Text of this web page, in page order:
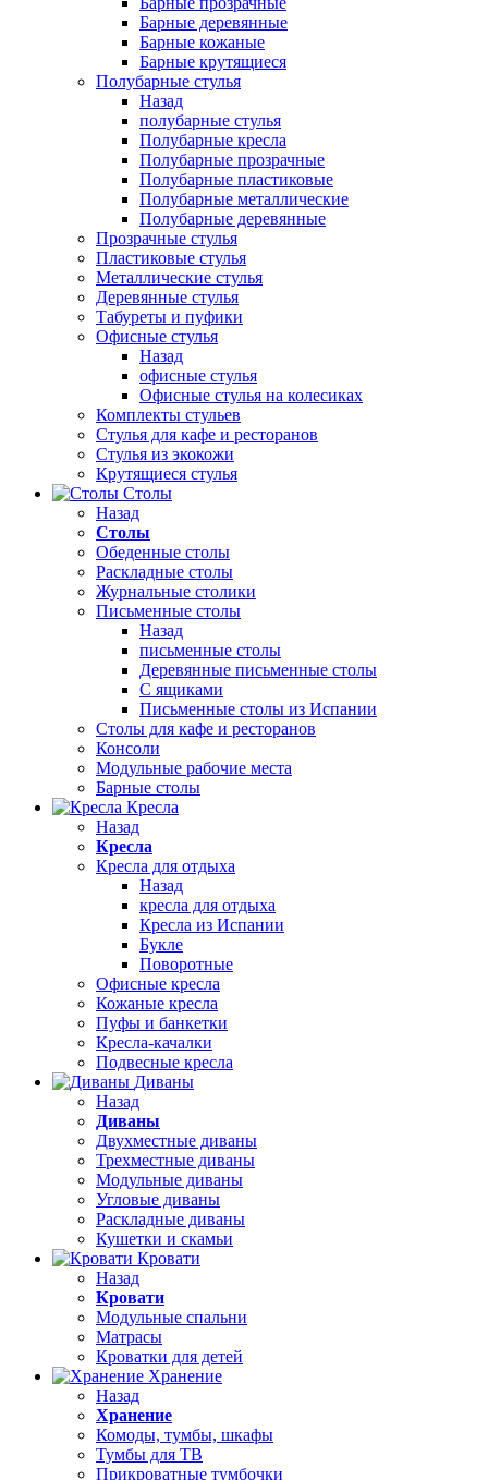
Барные деревянные
Барные кожаные
Барные крутящиеся
Полубарные стулья
Назад
полубарные стулья
Полубарные кресла
Полубарные прозрачные
Полубарные пластиковые
Полубарные металлические
Полубарные деревянные
Прозрачные стулья
Пластиковые стулья
Металлические стулья
Деревянные стулья
Табуреты и пуфики
Офисные стулья
Назад
офисные стулья
Офисные стулья на колесиках
Комплекты стульев
Стулья для кафе и ресторанов
Стулья из экокожи
Крутящиеся стулья
Столы
Назад
Столы
Обеденные столы
Раскладные столы
Журнальные столики
Письменные столы
Назад
письменные столы
Деревянные письменные столы
С ящиками
Письменные столы из Испании
Столы для кафе и ресторанов
Консоли
Модульные рабочие места
Барные столы
Кресла
Назад
Кресла
Кресла для отдыха
Назад
кресла для отдыха
Кресла из Испании
Букле
Поворотные
Офисные кресла
Кожаные кресла
Пуфы и банкетки
Кресла-качалки
Подвесные кресла
Диваны
Назад
Диваны
Двухместные диваны
Трехместные диваны
Модульные диваны
Угловые диваны
Раскладные диваны
Кушетки и скамьи
Кровати
Назад
Кровати
Модульные спальни
Матрасы
Кроватки для детей
Хранение
Назад
Хранение
Комоды, тумбы, шкафы
Тумбы для ТВ
Прикроватные тумбочки